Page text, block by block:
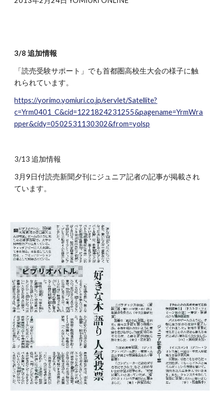
3/8 追加情報
「読売受験サポート」でも首都圏高校生大会の様子に触
れられています。
https://yorimo.yomiuri.co.jp/servlet/Satellite?
c=Yrm0401_C&cid=1221824231255&pagename=YrmWra
pper&cidy=0502531130302&from=yolsp
3/13 追加情報
3月9日付読売新聞夕刊にジュニア記者の記事が掲載され
ています。